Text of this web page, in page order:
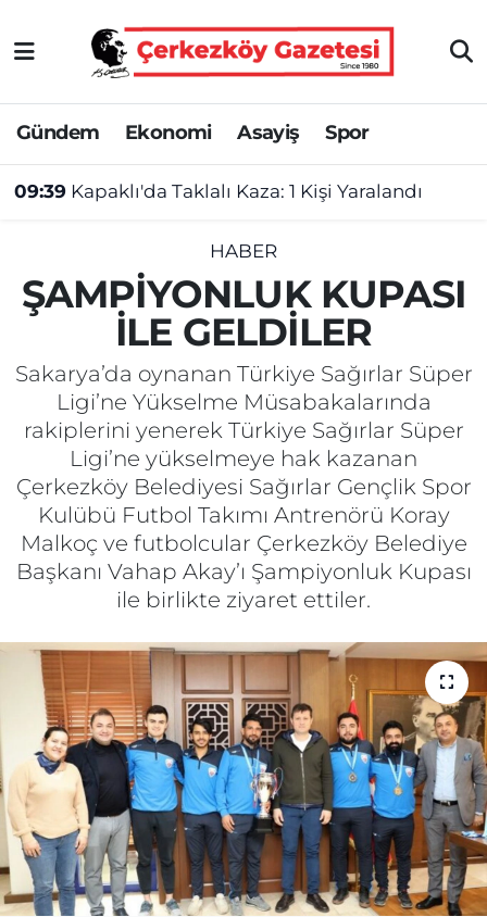
Gündem Ekonomi Asayiş Spor
09:39 Kapaklı'da Taklalı Kaza: 1 Kişi Yaralandı
HABER
ŞAMPİYONLUK KUPASI
İLE GELDİLER
Sakarya’da oynanan Türkiye Sağırlar Süper
Ligi’ne Yükselme Müsabakalarında
rakiplerini yenerek Türkiye Sağırlar Süper
Ligi’ne yükselmeye hak kazanan
Çerkezköy Belediyesi Sağırlar Gençlik Spor
Kulübü Futbol Takımı Antrenörü Koray
Malkoç ve futbolcular Çerkezköy Belediye
Başkanı Vahap Akay’ı Şampiyonluk Kupası
ile birlikte ziyaret ettiler.
Asayiş
Ekonomi
Gündem
Kültür&Sanat
Manşet
SAĞLIK
Spor
Gizlilik Sözleşmesi
İletişim
Künye
Topluluk Kuralları
Yayın İlkeleri
Tekirdağ Nöbetçi Eczaneler
Tekirdağ Hava Durumu
Tekirdağ Namaz Vakitleri
Tekirdağ Trafik Yoğunluk Haritası
Süper Lig Puan Durumu ve Fikstür
Tüm Manşetler
Son Dakika Haberleri
Haber Arşivi